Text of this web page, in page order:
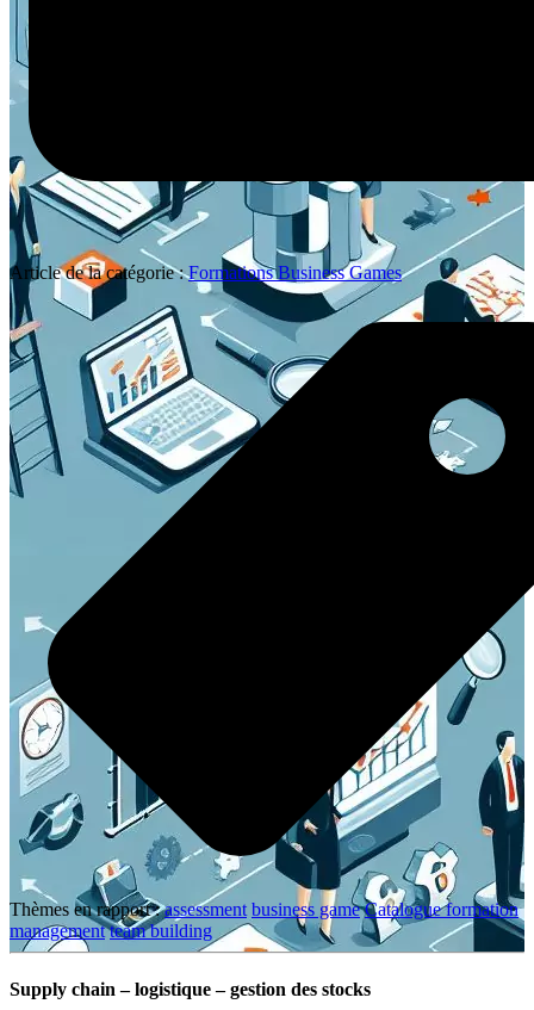
Article de la catégorie :Formations Business Games
Thèmes en rapport :assessment business game Catalogue formation
management team building
Supply chain – logistique – gestion des stocks